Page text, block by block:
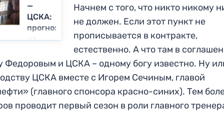
—
ЦСКА:
прогноз
на
Кубка
Гагарина
Начнем с того, что никто никому
не должен. Если этот пункт не
прописывается в контракте,
естественно. А что там в
Федоровым и ЦСКА – одному богу известно. Ну
ЦСКА вместе с Игорем Сечиным, главой
(главного спонсора красно-синих). Тем
проводит первый сезон в роли главного